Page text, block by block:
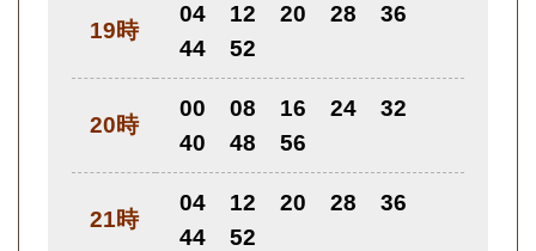
19時
04 12 20 28
36
44
52
20時
00 08 16 24
32
40
48 56
21時
04 12 20 28
36
44
52